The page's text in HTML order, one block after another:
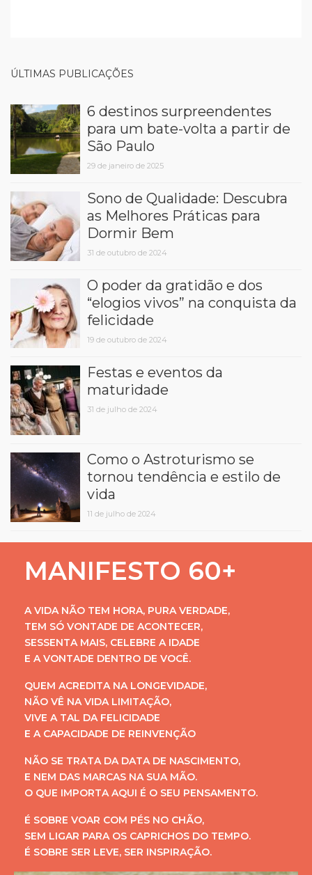
ÚLTIMAS PUBLICAÇÕES
6 destinos surpreendentes
para um bate-volta a partir de
São Paulo
29 de janeiro de 2025
Sono de Qualidade: Descubra
as Melhores Práticas para
Dormir Bem
31 de outubro de 2024
O poder da gratidão e dos
“elogios vivos” na conquista da
felicidade
19 de outubro de 2024
Festas e eventos da
maturidade
31 de julho de 2024
Como o Astroturismo se
tornou tendência e estilo de
vida
11 de julho de 2024
MANIFESTO 60+
A VIDA NÃO TEM HORA, PURA VERDADE,
TEM SÓ VONTADE DE ACONTECER,
SESSENTA MAIS, CELEBRE A IDADE
E A VONTADE DENTRO DE VOCÊ.
QUEM ACREDITA NA LONGEVIDADE,
NÃO VÊ NA VIDA LIMITAÇÃO,
VIVE A TAL DA FELICIDADE
E A CAPACIDADE DE REINVENÇÃO
NÃO SE TRATA DA DATA DE NASCIMENTO,
E NEM DAS MARCAS NA SUA MÃO.
O QUE IMPORTA AQUI É O SEU PENSAMENTO.
É SOBRE VOAR COM PÉS NO CHÃO,
SEM LIGAR PARA OS CAPRICHOS DO TEMPO.
É SOBRE SER LEVE, SER INSPIRAÇÃO.